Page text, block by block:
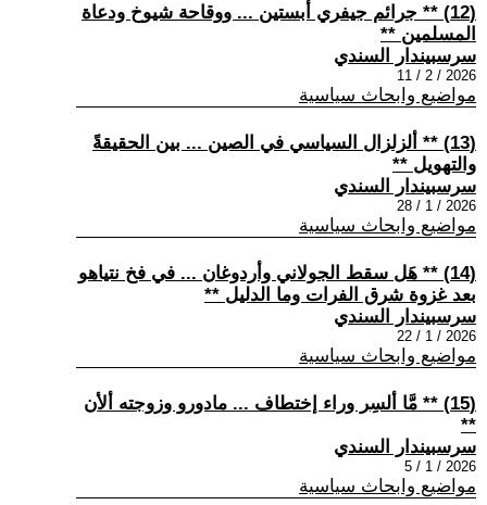
(12) ** جرائم جيفري أبستين ... ووقاحة شيوخ ودعاة
المسلمين **
سرسبيندار السندي
2026 / 2 / 11
مواضيع وابحاث سياسية
(13) ** ألزلزال السياسي في الصين ... بين الحقيقةً
والتهويل **
سرسبيندار السندي
2026 / 1 / 28
مواضيع وابحاث سياسية
(14) ** هَل سقط الجولاني وأردوغان ... في فخ نتياهو
بعد غزوة شرق الفرات وما الدليل **
سرسبيندار السندي
2026 / 1 / 22
مواضيع وابحاث سياسية
(15) ** مَّا ألسِر وراء إختطاف ... مادورو وزوجته ألأن
**
سرسبيندار السندي
2026 / 1 / 5
مواضيع وابحاث سياسية